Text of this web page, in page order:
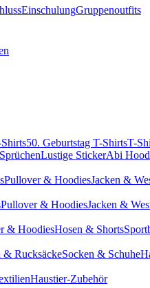
EinschulungGruppenoutfits
50. Geburtstag T-ShirtsT-
Lustige StickerAbi
Pullover & HoodiesJacken &
Pullover & HoodiesJacken &
& HoodiesHosen & Shorts
& RucksäckeSocken & Schuhe
Haustier-Zubehör